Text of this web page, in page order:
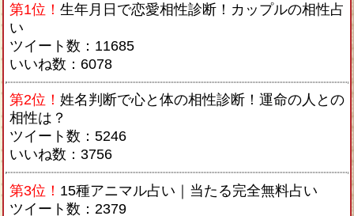
第1位！ 生年月日で恋愛相性診断！カップルの相性占
い
ツイート数：11685
いいね数：6078
第2位！ 姓名判断で心と体の相性診断！運命の人との
相性は？
ツイート数：5246
いいね数：3756
第3位！ 15種アニマル占い｜当たる完全無料占い
ツイート数：2379